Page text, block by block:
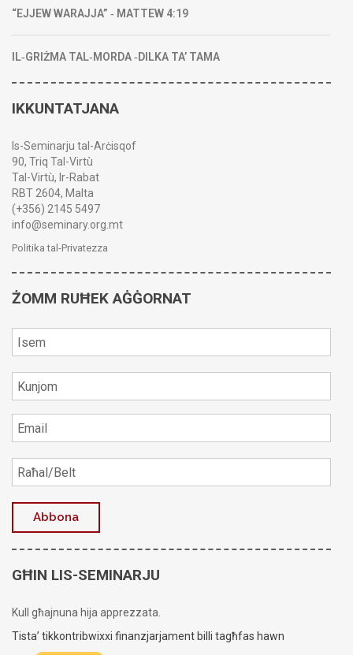
“EJJEW WARAJJA” ‑ MATTEW 4:19
IL‑GRIŻMA TAL‑MORDA ‑DILKA TA’ TAMA
IKKUNTATJANA
Is-Seminarju tal-Arċisqof
90, Triq Tal-Virtù
Tal-Virtù, Ir-Rabat
RBT 2604, Malta
(+356) 2145 5497
info@seminary.org.mt
Politika tal-Privatezza
ŻOMM RUĦEK AĠĠORNAT
GĦIN LIS-SEMINARJU
Kull għajnuna hija apprezzata.
Tista’ tikkontribwixxi finanzjarjament billi tagħfas hawn